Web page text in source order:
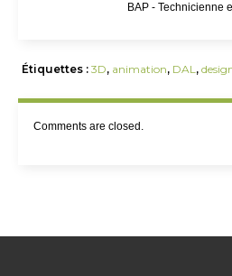
BAP - Technicienne
Étiquettes :3D, animation, DAL,
Comments are closed.